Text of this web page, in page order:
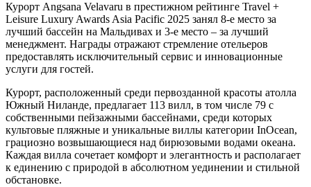
Курорт Angsana Velavaru в престижном рейтинге Travel +
Leisure Luxury Awards Asia Pacific 2025 занял 8-е место за
лучший бассейн на Мальдивах и 3-е место – за лучший
менеджмент. Награды отражают стремление отельеров
предоставлять исключительный сервис и инновационные
услуги для гостей.
Курорт, расположенный среди первозданной красоты атолла
Южный Ниланде, предлагает 113 вилл, в том числе 79 с
собственными пейзажными бассейнами, среди которых
культовые пляжные и уникальные виллы категории InOcean,
грациозно возвышающиеся над бирюзовыми водами океана.
Каждая вилла сочетает комфорт и элегантность и располагает
к единению с природой в абсолютном уединении и стильной
обстановке.